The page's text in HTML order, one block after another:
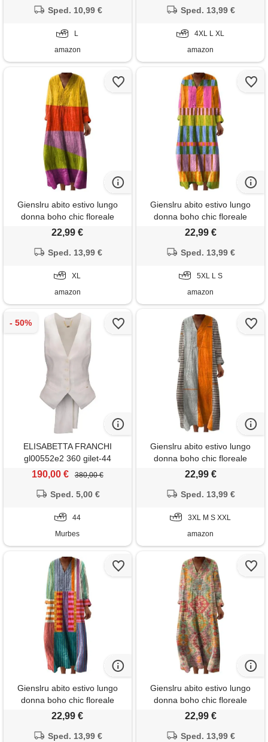
per mare spiaggia vacanza
moda 2026
Sped. 10,99 €
L
amazon
tasche, vestito elegante
estate taglie forti curvy 2026
moda cerimonia
Sped. 13,99 €
4XL L XL
amazon
Gienslru abito estivo lungo
donna boho chic floreale
vintage, scollo a v maniche
lunghe in lino leggero con
tasche, vestito elegante
estate taglie forti curvy 2026
moda cerimonia
22,99 €
Sped. 13,99 €
XL
amazon
Gienslru abito estivo lungo
donna boho chic floreale
vintage, scollo a v maniche
lunghe in lino leggero con
tasche, vestito elegante
estate taglie forti curvy 2026
moda cerimonia
22,99 €
Sped. 13,99 €
5XL L S
amazon
ELISABETTA FRANCHI
gl00552e2 360 gilet-44
190,00 € 380,00 €
Sped. 5,00 €
44
Murbes
Gienslru abito estivo lungo
donna boho chic floreale
vintage, scollo a v maniche
tasche, vestito elegante
estate taglie forti curvy 2026
moda cerimonia
22,99 €
Sped. 13,99 €
3XL M S XXL
amazon
Gienslru abito estivo lungo
donna boho chic floreale
vintage, scollo a v maniche
tasche, vestito elegante
22,99 €
Sped. 13,99 €
Gienslru abito estivo lungo
donna boho chic floreale
vintage, scollo a v maniche
tasche, vestito elegante
22,99 €
Sped. 13,99 €